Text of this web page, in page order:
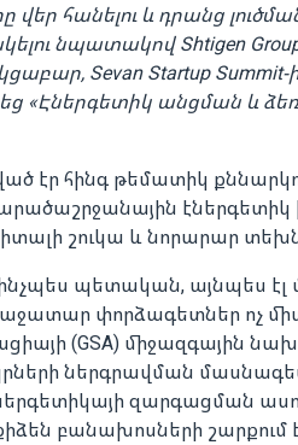
հանելու և դրանց
նպատակով Shtigen Group-
Sevan Startup
«Էներգետիկ անցման և
էր հինգ թեմատիկ
էներգետիկ
շուկա և նորարար
պետական, այնպես էլ
փորձագետներ ոչ
(GSA) միջազգային
ներգրավման
զարգացման
բանախոսների շարքում